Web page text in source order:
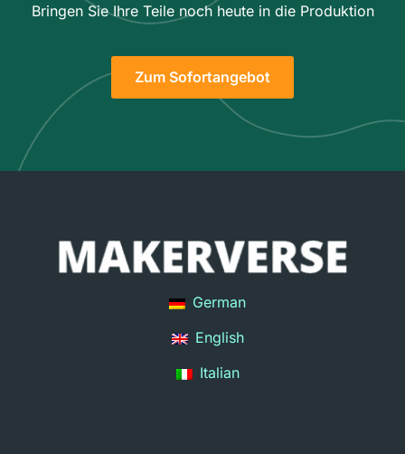
Bringen Sie Ihre Teile noch heute in die Produktion
Zum Sofortangebot
German
English
Italian